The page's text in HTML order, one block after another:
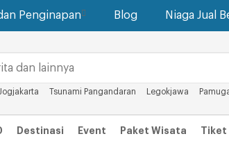
Penginapan Blog Niaga Jual
Jogjakarta Tsunami Pangandaran Legokjawa
Destinasi Event Paket Wisata Tiket